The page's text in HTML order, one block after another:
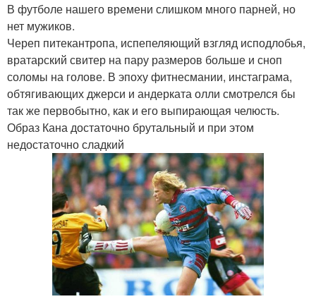
В футболе нашего времени слишком много парней, но
нет мужиков.
Череп питекантропа, испепеляющий взгляд исподлобья,
вратарский свитер на пару размеров больше и сноп
соломы на голове. В эпоху фитнесмании, инстаграма,
обтягивающих джерси и андерката олли смотрелся бы
так же первобытно, как и его выпирающая челюсть.
Образ Кана достаточно брутальный и при этом
недостаточно сладкий